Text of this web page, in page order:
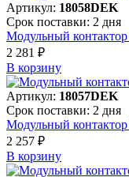
Артикул: 18058DEK
Срок поставки: 2 дня
Модульный
2 281 ₽
В корзинy
Артикул: 18057DEK
Срок поставки: 2 дня
Модульный
2 257 ₽
В корзинy